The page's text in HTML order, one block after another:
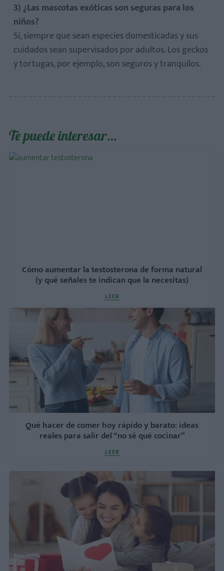
3) ¿Las mascotas exóticas son seguras para los
niños?
Sí, siempre que sean especies domesticadas y sus
cuidados sean supervisados por adultos. Los geckos
y tortugas, por ejemplo, son seguros y tranquilos.
Te puede interesar…
Cómo aumentar la testosterona de forma natural
(y qué señales te indican que la necesitas)
LEER
Qué hacer de comer hoy rápido y barato: ideas
reales para salir del “no sé qué cocinar”
LEER